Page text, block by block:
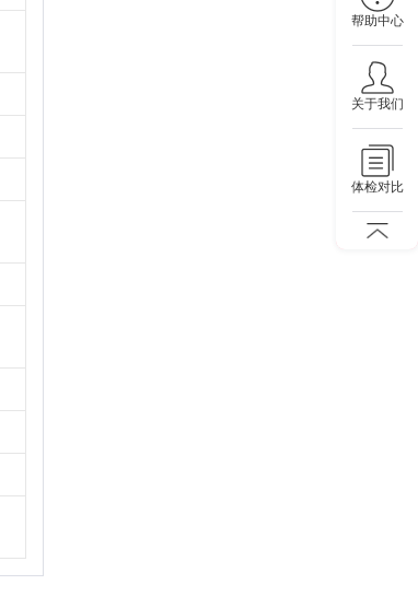
帮助中心
关于我们
体检对比